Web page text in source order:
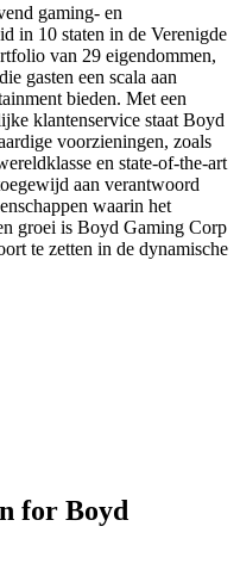
gaming- en
in 10 staten in de Verenigde
van 29 eigendommen,
gasten een scala aan
bieden. Met een
klantenservice staat Boyd
voorzieningen, zoals
en state-of-the-art
aan verantwoord
waarin het
groei is Boyd Gaming Corp
te zetten in de dynamische
for Boyd